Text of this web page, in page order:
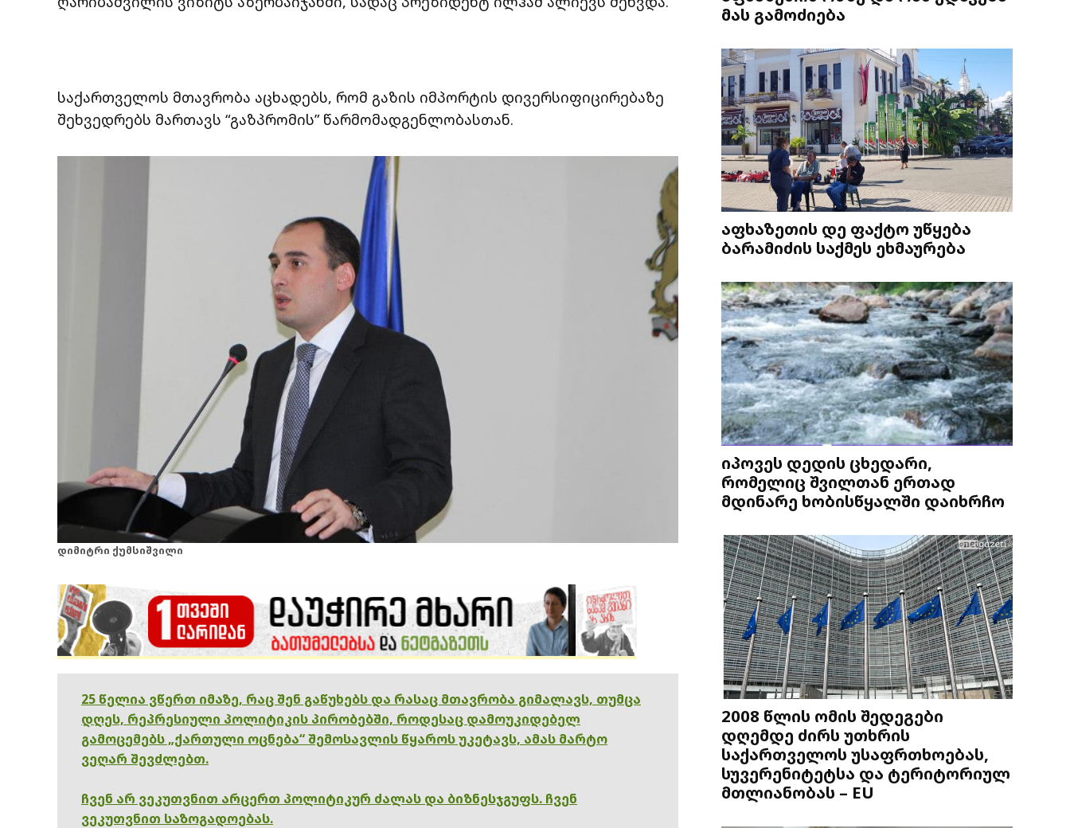
საქართველოს მთავრობა აცხადებს, რომ გაზის იმპორტის დივერსიფიცირებაზე
შეხვედრებს მართავს “გაზპრომის” წარმომადგენლობასთან.
დიმიტრი ქუმსიშვილი
25 წელია ვწერთ იმაზე, რაც შენ გაწუხებს და რასაც მთავრობა გიმალავს, თუმცა
დღეს, რეპრესიული პოლიტიკის პირობებში, როდესაც დამოუკიდებელ
გამოცემებს „ქართული ოცნება“ შემოსავლის წყაროს უკეტავს, ამას მარტო
ვეღარ შევძლებთ.
ჩვენ არ ვეკუთვნით არცერთ პოლიტიკურ ძალას და ბიზნესჯგუფს. ჩვენ
ვეკუთვნით საზოგადოებას.
მას გამოძიება
აფხაზეთის დე ფაქტო უწყება
ბარამიძის საქმეს ეხმაურება
იპოვეს დედის ცხედარი,
რომელიც შვილთან ერთად
მდინარე ხობისწყალში დაიხრჩო
2008 წლის ომის შედეგები
დღემდე ძირს უთხრის
საქართველოს უსაფრთხოებას,
სუვერენიტეტსა და ტერიტორიულ
მთლიანობას – EU